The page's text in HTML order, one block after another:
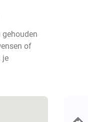
gehouden
of
je